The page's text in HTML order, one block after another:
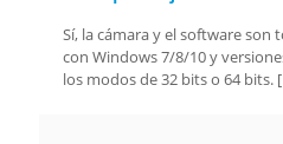
Sí, la cámara y el software
con Windows 7/8/10 y
los modos de 32 bits o 64 bits.